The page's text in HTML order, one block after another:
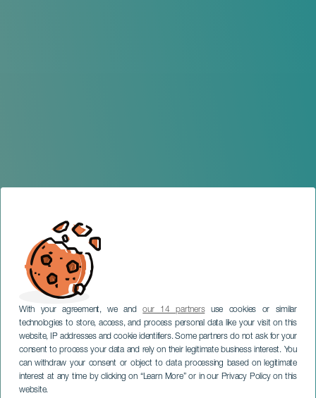
With your agreement, we andour 14 partnersuse cookies or similar
technologies to store, access, and process personal data like your visit on this
website, IP addresses and cookie identifiers. Some partners do not ask for your
consent to process your data and rely on their legitimate business interest. You
can withdraw your consent or object to data processing based on legitimate
interest at any time by clicking on “Learn More” or in our Privacy Policy on this
website.
II Desafío 24 horas Open
LA GOMERA